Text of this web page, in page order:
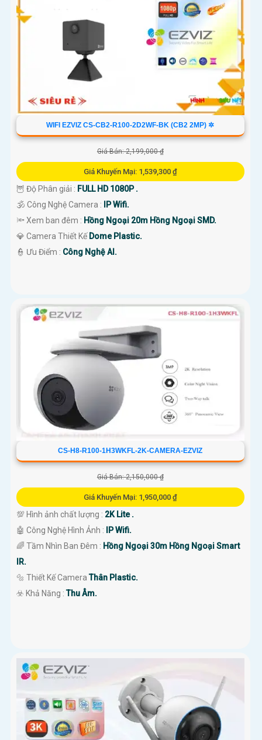
WIFI EZVIZ CS-CB2-R100-2D2WF-BK (CB2 2MP) ✲
Giá Bán: 2,199,000 ₫
Giá Khuyến Mại: 1,539,300 ₫
🦉 Độ Phân giải : FULL HD 1080P .
🕉️ Công Nghệ Camera :
IP Wifi.
🔦 Xem ban đêm : Hồng Ngoại 20m Hồng Ngoại SMD.
💎 Camera Thiết Kế Dome Plastic.
️👮 Ưu Điểm : Công Nghệ AI.
CS-H8-R100-1H3WKFL-2K-CAMERA-EZVIZ
Giá Bán: 2,150,000 ₫
Giá Khuyến Mại: 1,950,000 ₫
💯 Hình ảnh chất lượng : 2K Lite .
🤖️ Công Nghệ Hình Ảnh : IP Wifi.
🌈 Tầm Nhìn Ban Đêm : Hồng Ngoại 30m Hồng Ngoại Smart
IR.
🔩 Thiết Kế CameraThân Plastic.
️☣️ Khả Năng :Thu Âm.